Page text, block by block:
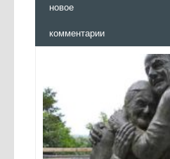
новое
комментарии